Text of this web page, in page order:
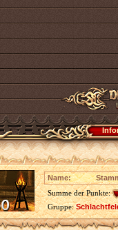
Name:
Summe der Punkte:
Gruppe: